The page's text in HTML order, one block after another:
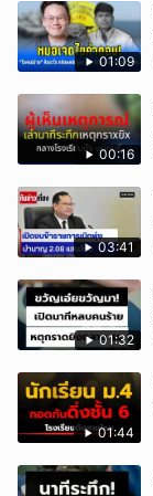
01:09
00:16
03:41
01:32
01:44